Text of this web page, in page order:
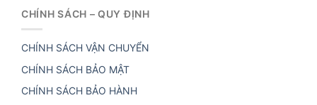
CHÍNH SÁCH – QUY ĐỊNH
CHÍNH SÁCH VẬN CHUYỂN
CHÍNH SÁCH BẢO MẬT
CHÍNH SÁCH BẢO HÀNH